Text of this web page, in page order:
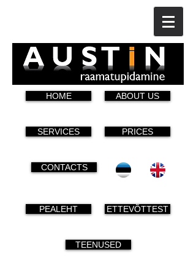
HOME
SERVICES
CONTACTS
ABOUT US
PRICES
PEALEHT ETTEVÕTTEST
TEENUSED